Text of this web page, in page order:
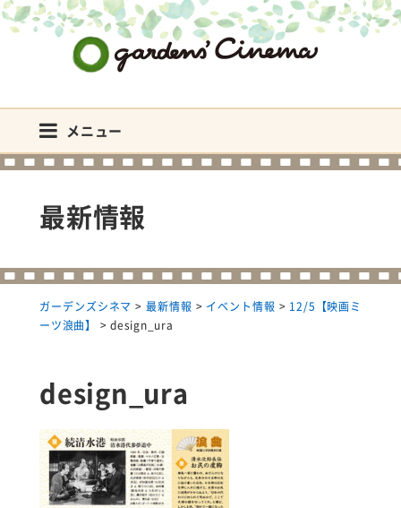
メニュー
最新情報
ガーデンズシネマ > 最新情報 > イベント情報 > 12/5【映画ミ
ーツ浪曲】
> design_ura
design_ura